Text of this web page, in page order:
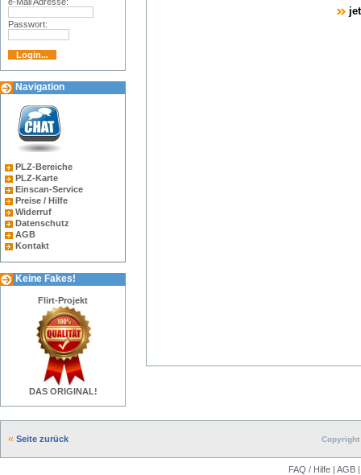
Passwort:
Navigation
PLZ-Bereiche
PLZ-Karte
Einscan-Service
Preise / Hilfe
Widerruf
Datenschutz
AGB
Kontakt
Keine Fakes!
Flirt-Projekt
DAS ORIGINAL!
Seite zurück
FAQ / Hilfe | AGB